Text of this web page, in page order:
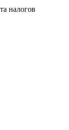
налогов